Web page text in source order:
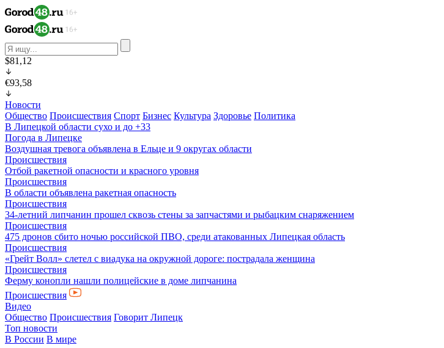
$81,12
€93,58
Новости
Общество Происшествия Спорт Бизнес Культура Здоровье Политика
В Липецкой области сухо и до +33
Погода в Липецке
Воздушная тревога объявлена в Ельце и 9 округах области
Происшествия
Отбой ракетной опасности и красного уровня
Происшествия
В области объявлена ракетная опасность
Происшествия
34-летний липчанин прошел сквозь стены за запчастями и рыбацким снаряжением
Происшествия
475 дронов сбито ночью российской ПВО, среди атакованных Липецкая область
Происшествия
«Грейт Волл» слетел с виадука на окружной дороге: пострадала женщина
Происшествия
Ферму конопли нашли полицейские в доме липчанина
Происшествия
Видео
Общество Происшествия Говорит Липецк
Топ новости
В России В мире